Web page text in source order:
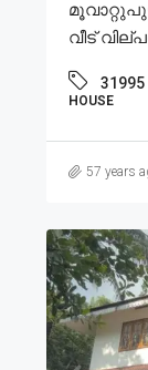
വീട്
31995
HOUSE
57 years